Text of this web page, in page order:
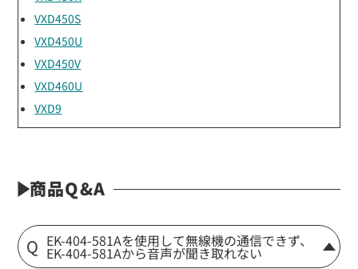
VXD450S
VXD450U
VXD450V
VXD460U
VXD9
商品Q&A
EK-404-581Aを使用して無線機の通信できず、
EK-404-581Aから音声が聞き取れない